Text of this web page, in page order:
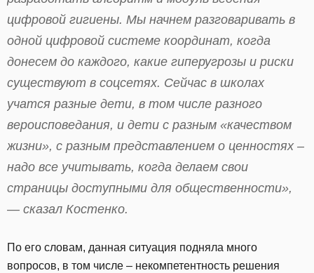
цифровой гигиены. Мы начнем разговаривать в
одной цифровой системе координат, когда
донесем до каждого, какие гиперугрозы и риски
существуют в соцсетях. Сейчас в школах
учатся разные дети, в том числе разного
вероисповедания, и дети с разным «качеством
жизни», с разным представлением о ценностях –
надо все учитывать, когда делаем свои
страницы доступными для общественности»,
— сказал Костенко.
По его словам, данная ситуация подняла много
вопросов, в том числе – некомпетентность решения